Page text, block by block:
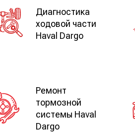
Диагностика
ходовой части
Haval Dargo
Ремонт
тормозной
системы Haval
Dargo